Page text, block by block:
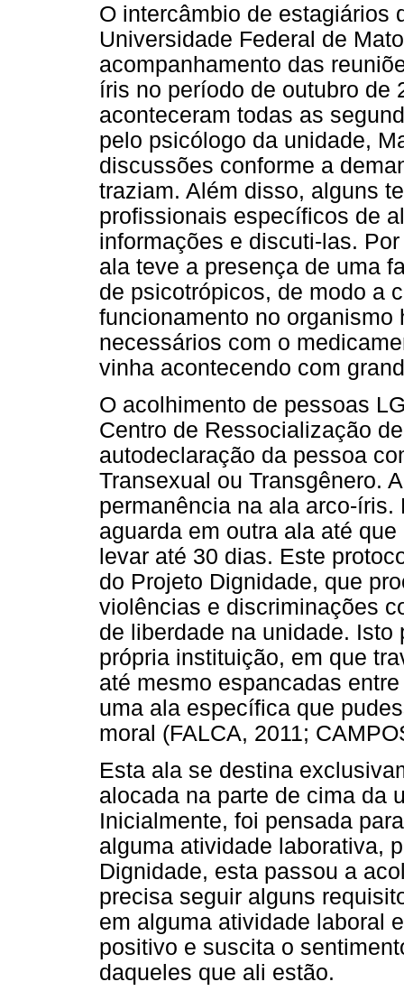
O intercâmbio de estagiários
Universidade Federal de
acompanhamento das
íris no período de outubro de
aconteceram todas as
pelo psicólogo da unidade,
discussões conforme a
traziam. Além disso, alguns
profissionais específicos de
informações e discuti-las.
ala teve a presença de uma
de psicotrópicos, de modo a
funcionamento no
necessários com o
vinha acontecendo com
O acolhimento de pessoas
Centro de Ressocialização
autodeclaração da pessoa
Transexual ou Transgênero.
permanência na ala arco-
aguarda em outra ala até
levar até 30 dias. Este
do Projeto Dignidade, que
violências e discriminações
de liberdade na unidade.
própria instituição, em que
até mesmo espancadas
uma ala específica que
moral (FALCA, 2011;
Esta ala se destina
alocada na parte de cima da
Inicialmente, foi pensada
alguma atividade laborativa,
Dignidade, esta passou a
precisa seguir alguns
em alguma atividade laboral
positivo e suscita o
daqueles que ali estão.